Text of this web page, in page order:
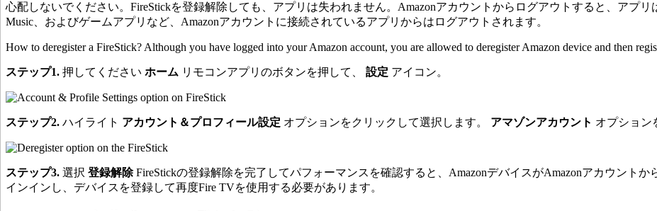
心配しないでください。FireStickを登録解除しても、アプリは失われません。Amazonアカウントからログアウトすると、アプリ
Music、およびゲームアプリなど、Amazonアカウントに接続されているアプリからはログアウトされます。
How to deregister a FireStick? Although you have logged into your Amazon account, you are allowed to deregister Amazon device and then
ステップ1. 押してください ホーム リモコンアプリのボタンを押して、 設定 アイコン。
ステップ2. ハイライト アカウント＆プロフィール設定 オプションをクリックして選択します。 アマゾンアカウント オプション
ステップ3. 選択 登録解除FireStickの登録解除を完了してパフォーマンスを確認すると、AmazonデバイスがAmazonアカウント
インインし、デバイスを登録して再度Fire TVを使用する必要があります。